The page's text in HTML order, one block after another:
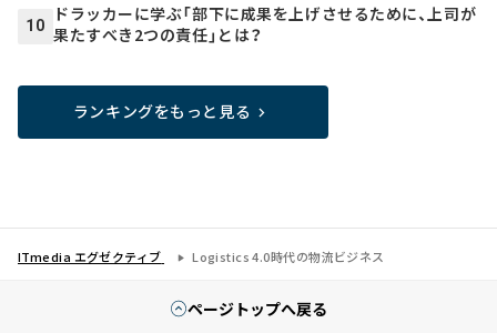
10
ドラッカーに学ぶ「部下に成果を上げさせるために、上司が
果たすべき2つの責任」とは？
ランキングをもっと見る
ITmedia エグゼクティブ Logistics 4.0時代の物流ビジネス
ページトップへ戻る